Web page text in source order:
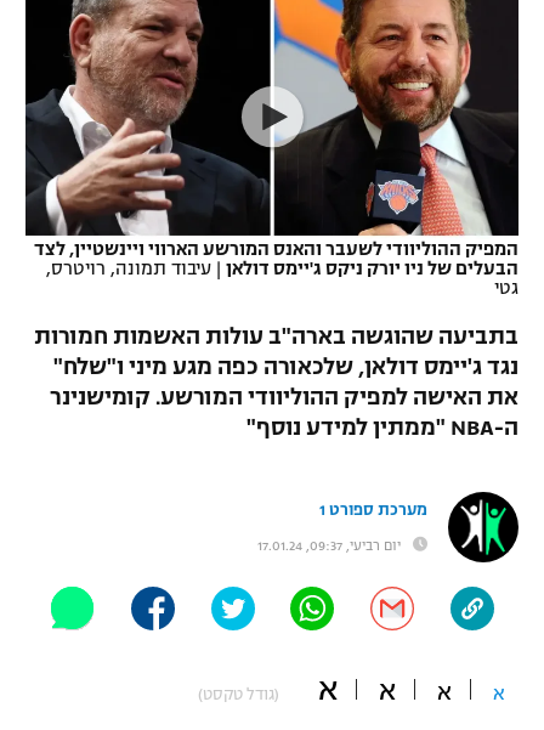
רץ ברשת
תוצאות
לוח שידורים
ברחבה
"מעל הליגה" – פודקאסט
נבחרת ישראל
מכבי חיפה
בית"ר ירושלים
מכבי תל אביב
הפועל תל אביב
הפועל באר שבע
מכבי נתניה
בני יהודה
ליגה ספרדית
ליגה איטלקית
ליגה צרפתית
ליגה הולנדית
ליגה טורקית
ליגה סינית
ליגה ברזילאית
כדורסל נשים
מכבי תל אביב
הפועל חולון
הפועל ירושלים
דני אבדיה
יורוליג
יורוקאפ
טניס
כדוריד
כדורעף
שחייה
אגרוף
ספורט אולימפי
היאבקות WWE
אופניים
המפיק ההוליוודי לשעבר והאנס המורשע הארווי ויינשטיין, לצד
הבעלים של ניו יורק ניקס ג'יימס דולאן | עיבוד תמונה, רויטרס,
גטי
בתביעה שהוגשה בארה"ב עולות האשמות חמורות
נגד ג'יימס דולאן, שלכאורה כפה מגע מיני ו"שלח"
את האישה למפיק ההוליוודי המורשע. קומישנינר
ה-NBA "ממתין למידע נוסף"
מערכת ספורט 1
יום רביעי, 09:37, 17.01.24
א א א א (גודל טקסט)